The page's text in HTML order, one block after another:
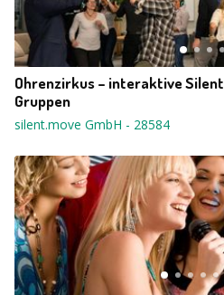
Ohrenzirkus – interaktive
Gruppen
silent.move GmbH - 28584